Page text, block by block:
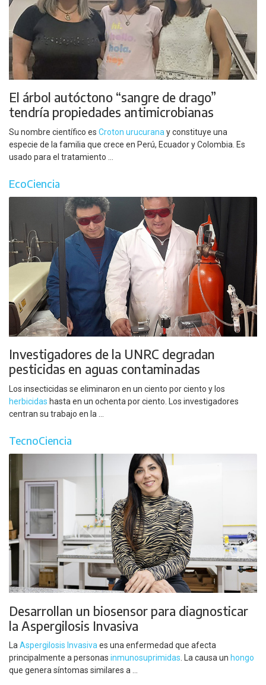
El árbol autóctono “sangre de drago”
tendría propiedades antimicrobianas
Su nombre científico es Croton urucurana y constituye una
especie de la familia que crece en Perú, Ecuador y Colombia. Es
usado para el tratamiento ...
EcoCiencia
Investigadores de la UNRC degradan
pesticidas en aguas contaminadas
Los insecticidas se eliminaron en un ciento por ciento y los
herbicidas hasta en un ochenta por ciento. Los investigadores
centran su trabajo en la ...
TecnoCiencia
Desarrollan un biosensor para diagnosticar
la Aspergilosis Invasiva
LaAspergilosis Invasivaes una enfermedad que afecta
principalmente a personas inmunosuprimidas. La causa un hongo
que genera síntomas similares a ...